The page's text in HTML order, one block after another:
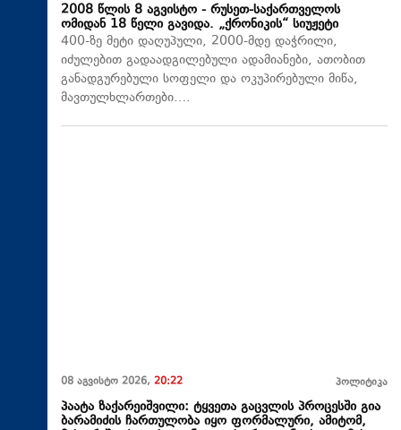
2008 წლის 8 აგვისტო - რუსეთ-საქართველოს
ომიდან 18 წელი გავიდა. „ქრონიკის“ სიუჟეტი
400-ზე მეტი დაღუპული, 2000-მდე დაჭრილი,
იძულებით გადაადგილებული ადამიანები, ათობით
განადგურებული სოფელი და ოკუპირებული მიწა,
მავთულხლართები….
08 აგვისტო 2026, 20:22 პოლიტიკა
პაატა ზაქარეიშვილი: ტყვეთა გაცვლის პროცესში გია
ბარამიძის ჩართულობა იყო ფორმალური, ამიტომ,